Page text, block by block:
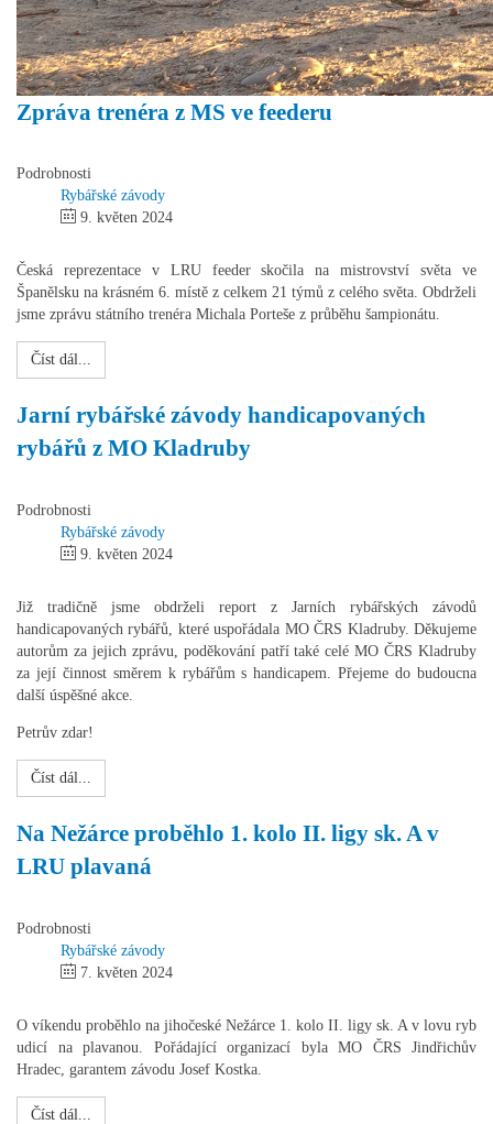
Zpráva trenéra z MS ve feederu
Podrobnosti
Rybářské závody
9. květen 2024
Česká reprezentace v LRU feeder skočila na mistrovství světa ve
Španělsku na krásném 6. místě z celkem 21 týmů z celého světa. Obdrželi
jsme zprávu státního trenéra Michala Porteše z průběhu šampionátu.
Číst dál...
Jarní rybářské závody handicapovaných
rybářů z MO Kladruby
Podrobnosti
Rybářské závody
9. květen 2024
Již tradičně jsme obdrželi report z Jarních rybářských závodů
handicapovaných rybářů, které uspořádala MO ČRS Kladruby. Děkujeme
autorům za jejich zprávu, poděkování patří také celé MO ČRS Kladruby
za její činnost směrem k rybářům s handicapem. Přejeme do budoucna
další úspěšné akce.
Petrův zdar!
Číst dál...
Na Nežárce proběhlo 1. kolo II. ligy sk. A v
LRU plavaná
Podrobnosti
Rybářské závody
7. květen 2024
O víkendu proběhlo na jihočeské Nežárce 1. kolo II. ligy sk. A v lovu ryb
udicí na plavanou. Pořádající organizací byla MO ČRS Jindřichův
Hradec, garantem závodu Josef Kostka.
Číst dál...